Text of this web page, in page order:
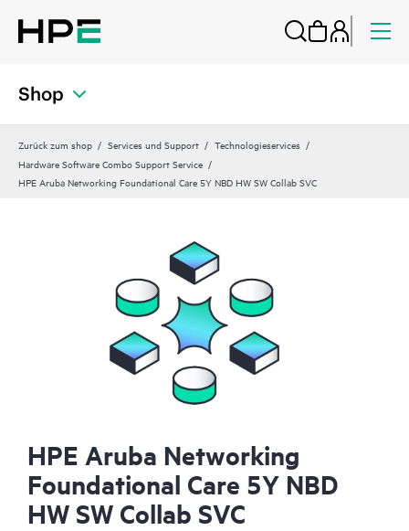
Shop
Zurück zum shop Services und Support
Technologieservices
Hardware Software Combo Support Service
HPE Aruba Networking Foundational Care 5Y NBD HW SW Collab SVC
HPE Aruba Networking
Foundational Care 5Y NBD
HW SW Collab SVC